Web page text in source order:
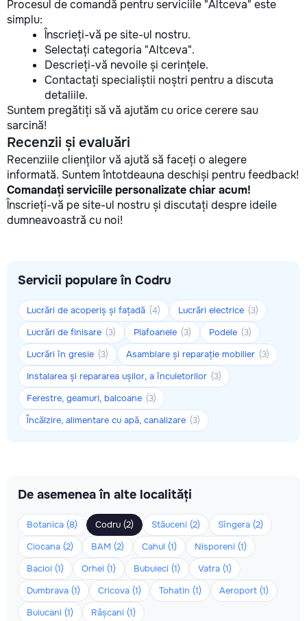
Procesul de comandă pentru serviciile "Altceva" este
simplu:
Înscrieți-vă pe site-ul nostru.
Selectați categoria "Altceva".
Descrieți-vă nevoile și cerințele.
Contactați specialiștii noștri pentru a discuta
detaliile.
Suntem pregătiți să vă ajutăm cu orice cerere sau
sarcină!
Recenzii și evaluări
Recenziile clienților vă ajută să faceți o alegere
informată. Suntem întotdeauna deschiși pentru feedback!
Comandați serviciile personalizate chiar acum!
Înscrieți-vă pe site-ul nostru și discutați despre ideile
dumneavoastră cu noi!
Servicii populare în Codru
Lucrări de acoperiș și fațadă (4) Lucrări electrice (3)
Lucrări de finisare (3) Plafoanele (3) Podele (3)
Lucrări în gresie (3) Asamblare și reparație mobilier (3)
Instalarea și repararea ușilor, a încuietorilor (3)
Ferestre, geamuri, balcoane (3)
Încălzire, alimentare cu apă, canalizare (3)
De asemenea în alte localități
Botanica (8) Codru (2) Stăuceni (2)
Sîngera (2)
Ciocana (2)
BAM (2) Cahul (1)
Nisporeni (1)
Bacioi (1)
Orhei (1) Bubuieci (1)
Vatra (1)
Dumbrava (1)
Cricova (1) Tohatin (1)
Aeroport (1)
Buiucani (1)
Râșcani (1)